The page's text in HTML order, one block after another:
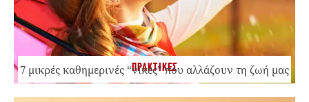
ΠΡΑΚΤΙΚΕΣ
7 μικρές καθημερινές “νίκες” που αλλάζουν τη ζωή μας